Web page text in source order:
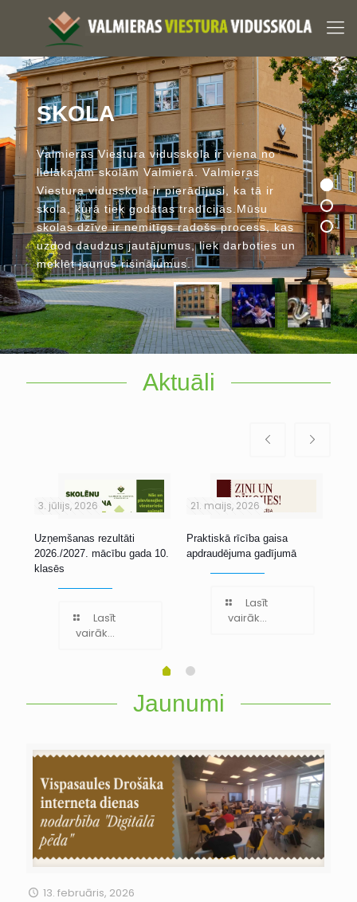
SKOLA
Valmieras Viestura vidusskola ir viena no
lielākajām skolām Valmierā Valmieras
Viestura vidusskola ir pierādījusi ka tā ir
skola , kurā tiek godātas tradīcijas Mūsu
skolas dzīve ir nemitīgs radošs process, kas
uzdod daudzus jautājumus, liek darboties un
meklēt jaunus risinājumus.
Aktuāli
3. jūlijs, 2026
Uzņemšanas rezultāti
2026./2027. mācību gada 10.
klasēs
Lasīt
vairāk...
21. maijs, 2026
Praktiskā rīcība gaisa
apdraudējuma gadījumā
Lasīt
vairāk...
Jaunumi
13. februāris, 2026